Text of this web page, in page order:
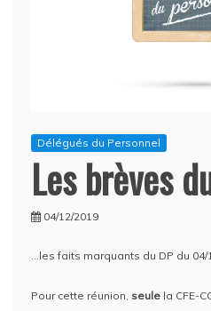
Délégués du Personnel
Les brèves
04/12/2019
…les faits marquants du DP du 04/
Pour cette réunion, seule la CFE-